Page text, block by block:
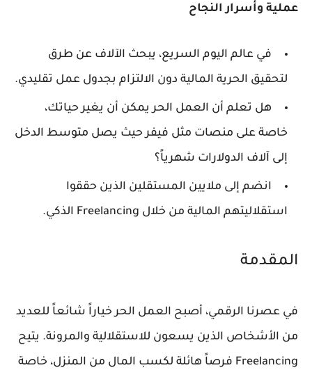
عملية وأسرار النجاح
في عالم اليوم السريع، يبحث الآلاف عن طرق
لتحقيق الحرية المالية دون الالتزام بجدول عمل تقليدي.
هل تعلم أن العمل الحر يمكن أن يغير حياتك،
خاصة على منصات مثل فيفر حيث يصل متوسط الدخل
إلى آلاف الدولارات شهرياً؟
انضم إلى ملايين المستقلين الذين حققوا
استقلاليتهم المالية من خلال Freelancing الذكي.
المقدمة
في عصرنا الرقمي، أصبح العمل الحر خياراً شائعاً للعديد
من الأشخاص الذين يسعون للاستقلالية والمرونة. يتيح
Freelancing فرصاً هائلة لكسب المال من المنزل، خاصة